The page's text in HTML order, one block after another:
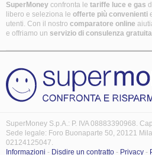
SuperMoney confronta le tariffe luce e gas
libero e seleziona le offerte più convenienti
utenti. Con il nostro comparatore online
e offriamo un servizio di consulenza gratuita
SuperMoney S.p.A.: P. IVA 08883390968.
Sede legale: Foro Buonaparte 50, 20121
02124125047.
Informazioni - Disdire un contratto - Privacy -